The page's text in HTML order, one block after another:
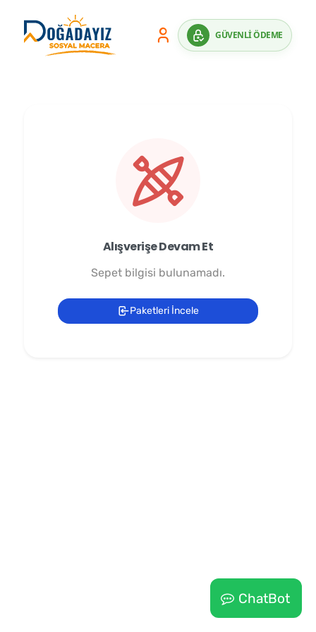
GÜVENLİ ÖDEME
Alışverişe Devam Et
Sepet bilgisi bulunamadı.
Paketleri İncele
ChatBot